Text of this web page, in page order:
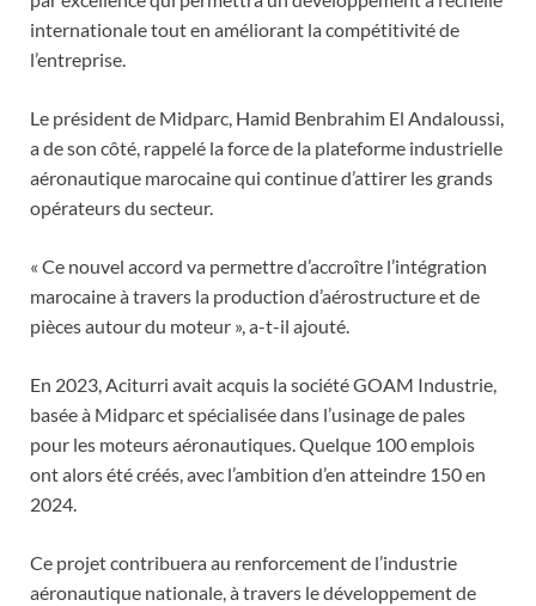
internationale tout en améliorant la compétitivité de
l’entreprise.
Le président de Midparc, Hamid Benbrahim El Andaloussi,
a de son côté, rappelé la force de la plateforme industrielle
aéronautique marocaine qui continue d’attirer les grands
opérateurs du secteur.
« Ce nouvel accord va permettre d’accroître l’intégration
marocaine à travers la production d’aérostructure et de
pièces autour du moteur », a-t-il ajouté.
En 2023, Aciturri avait acquis la société GOAM Industrie,
basée à Midparc et spécialisée dans l’usinage de pales
pour les moteurs aéronautiques. Quelque 100 emplois
ont alors été créés, avec l’ambition d’en atteindre 150 en
2024.
Ce projet contribuera au renforcement de l’industrie
aéronautique nationale, à travers le développement de